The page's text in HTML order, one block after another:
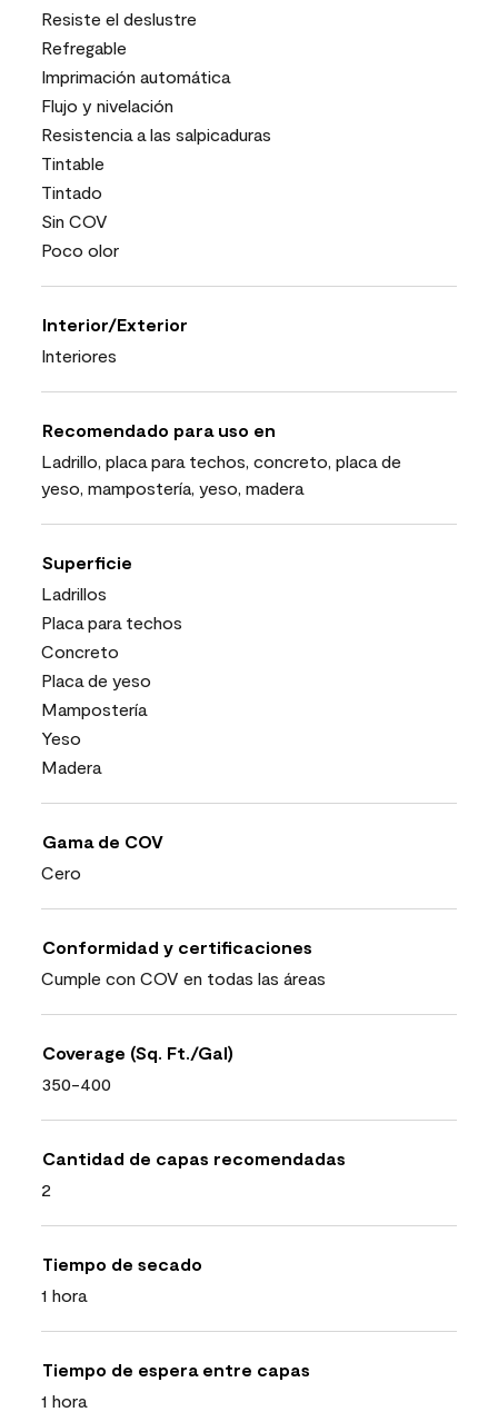
Resiste el deslustre
Refregable
Imprimación automática
Flujo y nivelación
Resistencia a las salpicaduras
Tintable
Tintado
Sin COV
Poco olor
Interior/Exterior
Interiores
Recomendado para uso en
Ladrillo, placa para techos, concreto, placa de
yeso, mampostería, yeso, madera
Superficie
Ladrillos
Placa para techos
Concreto
Placa de yeso
Mampostería
Yeso
Madera
Gama de COV
Cero
Conformidad y certificaciones
Cumple con COV en todas las áreas
Coverage (Sq. Ft./Gal)
350-400
Cantidad de capas recomendadas
2
Tiempo de secado
1 hora
Tiempo de espera entre capas
1 hora